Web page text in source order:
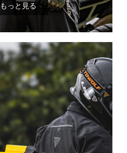
もっと見る